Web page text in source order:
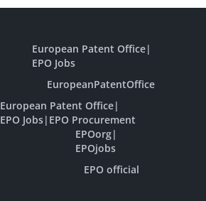
European Patent Office|
EPO Jobs
EuropeanPatentOffice
European Patent Office|
EPO Jobs| EPO Procurement
EPOorg|
EPOjobs
EPO official